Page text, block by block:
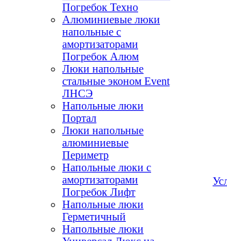
Погребок Техно
Алюминиевые люки
напольные с
амортизаторами
Погребок Алюм
Люки напольные
стальные эконом Event
ЛНСЭ
Напольные люки
Портал
Люки напольные
алюминиевые
Периметр
Напольные люки с
амортизаторами
Погребок Лифт
Напольные люки
Герметичный
Напольные люки